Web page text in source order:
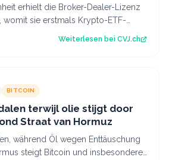
erhielt die Broker-Dealer-Lizenz
womit sie erstmals Krypto-ETF-
Weiterlesen bei CVJ.ch
BITCOIN
terwijl olie stijgt door
Straat van Hormuz
während Öl wegen Enttäuschung
steigt Bitcoin und insbesondere